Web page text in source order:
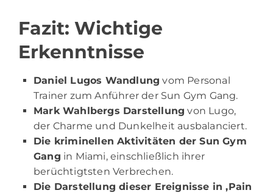
Fazit: Wichtige
Erkenntnisse
Daniel Lugos Wandlung vom Personal
Trainer zum Anführer der Sun Gym Gang.
Mark Wahlbergs Darstellung von Lugo,
der Charme und Dunkelheit ausbalanciert.
Die kriminellen Aktivitäten der Sun Gym
Gang in Miami, einschließlich ihrer
berüchtigtsten Verbrechen.
Die Darstellung dieser Ereignisse in ‚Pain